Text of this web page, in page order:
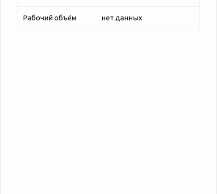
Рабочий объём нет данных